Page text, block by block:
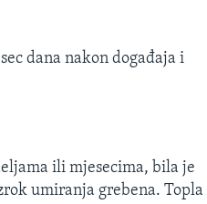
dana nakon događaja i
ili mjesecima, bila je
umiranja grebena. Topla